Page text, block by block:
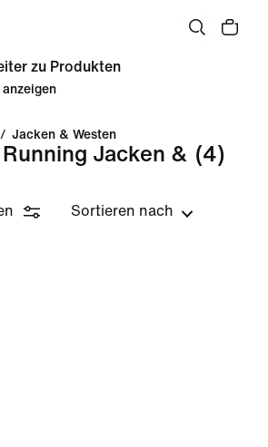
zu Produkten
/ Jacken & Westen
Running Jacken & (4)
Sortieren nach